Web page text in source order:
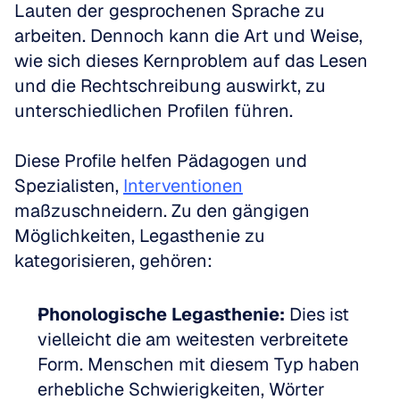
Lauten der gesprochenen Sprache zu
arbeiten. Dennoch kann die Art und Weise,
wie sich dieses Kernproblem auf das Lesen
und die Rechtschreibung auswirkt, zu
unterschiedlichen Profilen führen.
Diese Profile helfen Pädagogen und
Spezialisten, Interventionen
maßzuschneidern. Zu den gängigen
Möglichkeiten, Legasthenie zu
kategorisieren, gehören:
Phonologische Legasthenie: Dies ist
vielleicht die am weitesten verbreitete
Form. Menschen mit diesem Typ haben
erhebliche Schwierigkeiten, Wörter